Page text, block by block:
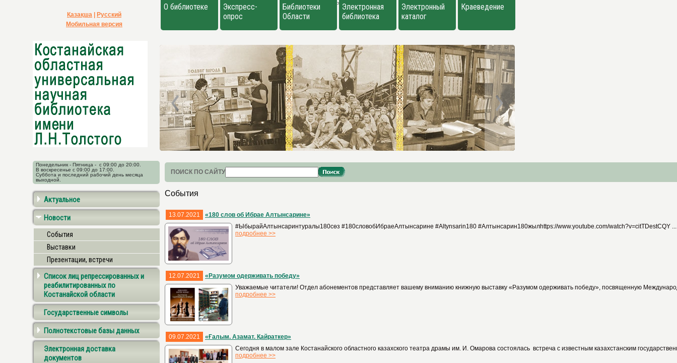
>
Қазақша
Русский
Мобильная версия
О библиотеке
Экспресс-
опрос
Библиотеки
Области
Электронная
библиотека
Электронный
каталог
Краеведение
Понедельник - Пятница - с 09:00 до 20:00.
В воскресенье с 09:00 до 17:00.
Суббота и последний рабочий день месяца
выходной.
ПОИСК ПО САЙТУ
Актуальное
Новости
События
Выставки
Презентации, встречи
Список лиц репрессированных и
реабилитированных по
Костанайской области
Государственные символы
Полнотекстовые базы данных
Электронная доставка
документов
События
13.07.2021
«180 слов об Ибрае Алтынсарине»
#ЫбырайАлтынсаринтуралы180сөз #180словобИбраеАлтынсарине #Altynsarin180 #Алтынсарин180жылhttps://www.youtube.com/watch?v=citTDestCQY ...
подробнее >>
12.07.2021
«Разумом одерживать победу»
Уважаемые читатели! Отдел абонементов представляет вашему вниманию книжную выставку «Разумом одерживать победу», посвященную
подробнее >>
09.07.2021
«Ғалым. Азамат. Қайраткер»
Сегодня в малом зале Костанайского областного казахского театра драмы им. И. Омарова состоялась встреча с известным казахстанским
подробнее >>